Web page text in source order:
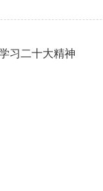
习二十大精神